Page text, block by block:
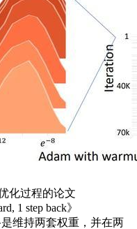
化过程的论文
1 step back》
是维持两套权重，并在两